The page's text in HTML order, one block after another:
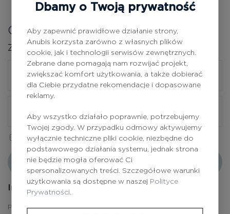
środki i materiały do pracy w gabinecie
Rejestracja
Odbierz zniżkę na pierwsze
zamówienie
Tak, akceptujęPolitykę Prywatności.
Odbierz zniżkę
Informacje
Polityka prywatności
Dbamy o Twoją prywatność
Aby zapewnić prawidłowe działanie strony,
Anubis korzysta zarówno z własnych plików
cookie, jak i technologii serwisów zewnętrznych.
Zebrane dane pomagają nam rozwijać projekt,
zwiększać komfort użytkowania, a także dobierać
dla Ciebie przydatne rekomendacje i dopasowane
reklamy.
Aby wszystko działało poprawnie, potrzebujemy
Twojej zgody. W przypadku odmowy aktywujemy
wyłącznie techniczne pliki cookie, niezbędne do
podstawowego działania systemu, jednak strona
nie będzie mogła oferować Ci
spersonalizowanych treści. Szczegółowe warunki
użytkowania są dostępne w naszej Polityce
Prywatności.